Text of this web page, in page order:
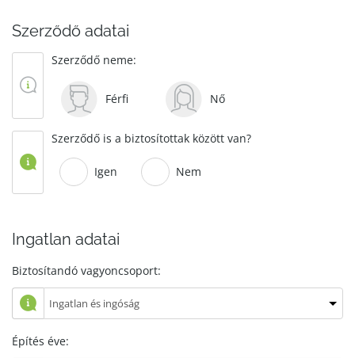
Szerződő adatai
Szerződő neme:
Férfi Nő
Szerződő is a biztosítottak között van?
Igen Nem
Ingatlan adatai
Biztosítandó vagyoncsoport:
Építés éve: